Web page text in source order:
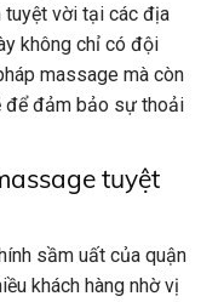
tuyệt vời tại các địa
không chỉ có đội
massage mà còn
để đảm bảo sự thoải
tuyệt
sầm uất của quận
khách hàng nhờ vị